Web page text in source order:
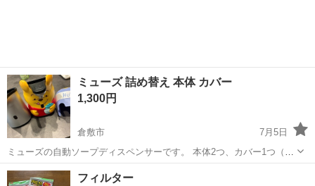
ミューズ 詰め替え 本体 カバー
1,300円
倉敷市
7月5日
ミューズの自動ソープディスペンサーです。 本体2つ、カバー1つ（プ
ーさん） まとめて買っていただける方優先します🙇🏻‍♀️ 本体1つ700円
本体1つ＋カバー1,000円 カバーのみ300円円 本体2つ＋カバ...
岡山 倉敷市 掃除用具
フィルター